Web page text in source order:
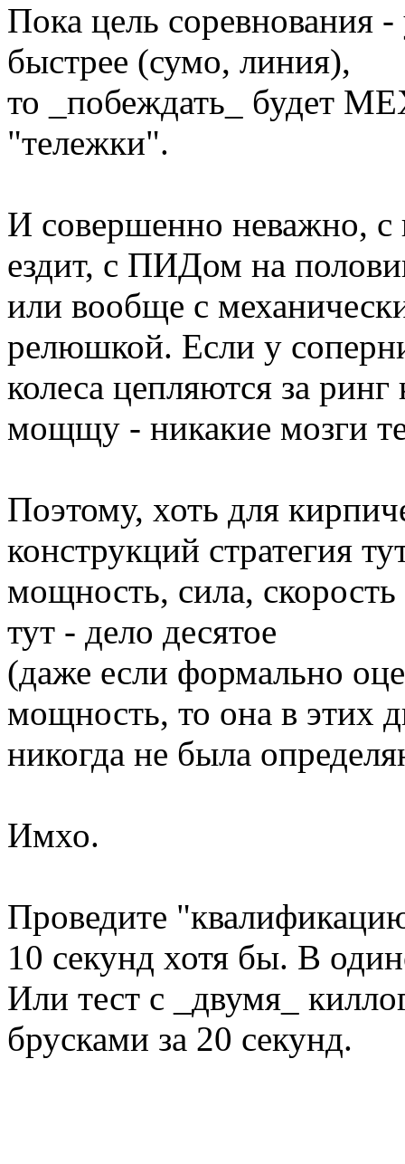
Пока цель соревнования
быстрее (сумо, линия),
то _побеждать_ будет
"тележки".
И совершенно неважно,
ездит, с ПИДом на
или вообще с
релюшкой. Если у
колеса цепляются за
мощщу - никакие мозги
Поэтому, хоть для
конструкций стратегия
мощность, сила,
тут - дело десятое
(даже если формально
мощность, то она в этих
никогда не была
Имхо.
Проведите
10 секунд хотя бы. В
Или тест с _двумя_
брусками за 20 секунд.